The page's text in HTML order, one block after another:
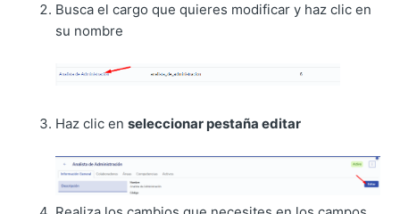
Busca el cargo que quieres modificar y haz clic en
su nombre
Haz clic enseleccionar pestaña editar